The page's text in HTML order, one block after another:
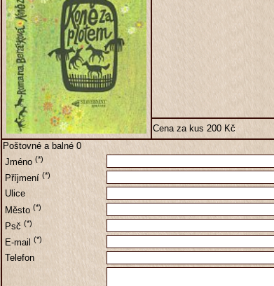
Cena za kus 200 Kč
Poštovné a balné 0
Jméno (*)
Příjmení (*)
Ulice
Město (*)
Psč (*)
E-mail (*)
Telefon